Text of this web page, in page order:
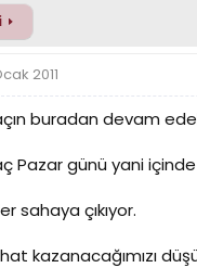
2011
buradan devam
Pazar günü yani
sahaya çıkıyor.
kazanacağımızı